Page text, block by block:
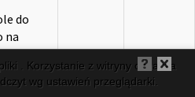
do
na
w części oświatowej
. Korzystanie z witryny oznacza
wg ustawień przeglądarki.